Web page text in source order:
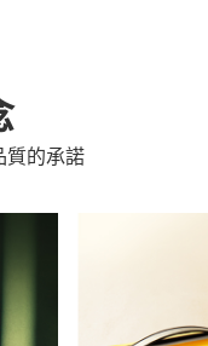
質的承諾